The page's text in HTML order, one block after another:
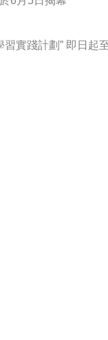
實踐計劃” 即日起